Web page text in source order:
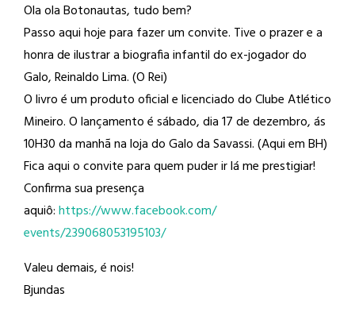
Ola ola Botonautas, tudo bem?
Passo aqui hoje para fazer um convite. Tive o prazer e a
honra de ilustrar a biografia infantil do ex-jogador do
Galo, Reinaldo Lima​. (O Rei)
O livro é um produto oficial e licenciado do Clube Atlético
Mineiro​. O lançamento é sábado, dia 17 de dezembro, ás
10H30 da manhã na loja do Galo da Savassi. (Aqui em BH)
Fica aqui o convite para quem puder ir lá me prestigiar!
Confirma sua presença
aquiô:https://www.facebook.com/
events/239068053195103/
Valeu demais, é nois!
Bjundas